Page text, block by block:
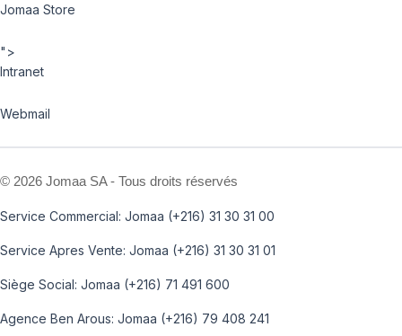
Jomaa Store
">
Intranet
Webmail
© 2026 Jomaa SA - Tous droits réservés
Service Commercial: Jomaa (+216) 31 30 31 00
Service Apres Vente: Jomaa (+216) 31 30 31 01
Siège Social: Jomaa (+216) 71 491 600
Agence Ben Arous: Jomaa (+216) 79 408 241